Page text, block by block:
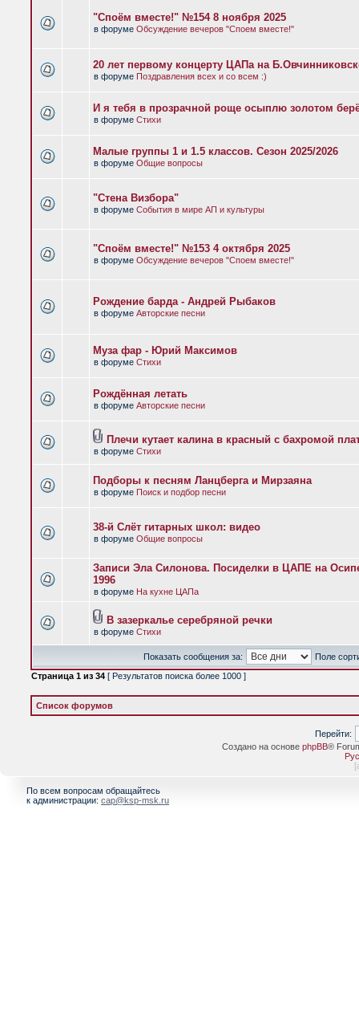
"Споём вместе!" №154 8 ноября 2025
в форуме Обсуждение вечеров "Споем вместе!"
20 лет первому концерту ЦАПа на
в форуме Поздравления всех и со всем :)
И я тебя в прозрачной роще осыплю золотом
в форуме Стихи
Малые группы 1 и 1.5 классов. Сезон 2025/2026
в форуме Общие вопросы
"Стена Визбора"
в форуме События в мире АП и культуры
"Споём вместе!" №153 4 октября 2025
в форуме Обсуждение вечеров "Споем вместе!"
Рождение барда - Андрей Рыбаков
в форуме Авторские песни
Муза фар - Юрий Максимов
в форуме Стихи
Рождённая летать
в форуме Авторские песни
Плечи кутает калина в красный с бахромой
в форуме Стихи
Подборы к песням Ланцберга и Мирзаяна
в форуме Поиск и подбор песни
38-й Слёт гитарных школ: видео
в форуме Общие вопросы
Записи Эла Силонова. Посиделки в ЦАПЕ на
1996
в форуме На кухне ЦАПа
В зазеркалье серебряной речки
в форуме Стихи
Показать сообщения за:
Поле
Страница 1 из 34 [ Результатов поиска более 1000 ]
Список форумов
Перейти:
Создано на основе phpBB®
[
По всем вопросам обращайтесь
к администрации: cap@ksp-msk.ru